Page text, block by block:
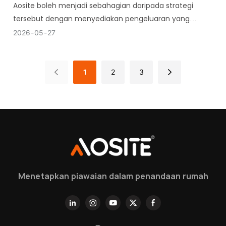
Aosite boleh menjadi sebahagian daripada strategi
tersebut dengan menyediakan pengeluaran yang
andal, reka bentuk engsel praktikal dan penyelesaian
2026 05 27
1 2 3
Menetapkan piawaian dalam penandaan rumah